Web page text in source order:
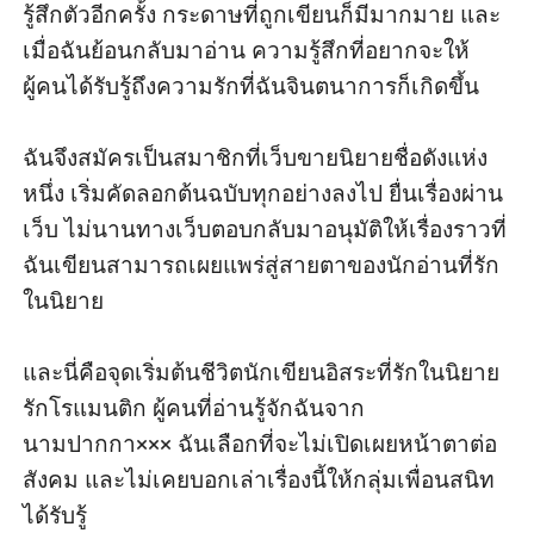
รู้สึกตัวอีกครั้ง กระดาษที่ถูกเขียนก็มีมากมาย และ
เมื่อฉันย้อนกลับมาอ่าน ความรู้สึกที่อยากจะให้
ผู้คนได้รับรู้ถึงความรักที่ฉันจินตนาการก็เกิดขึ้น
ฉันจึงสมัครเป็นสมาชิกที่เว็บขายนิยายชื่อดังแห่ง
หนึ่ง เริ่มคัดลอกต้นฉบับทุกอย่างลงไป ยื่นเรื่องผ่าน
เว็บ ไม่นานทางเว็บตอบกลับมาอนุมัติให้เรื่องราวที่
ฉันเขียนสามารถเผยแพร่สู่สายตาของนักอ่านที่รัก
ในนิยาย
และนี่คือจุดเริ่มต้นชีวิตนักเขียนอิสระที่รักในนิยาย
รักโรแมนติก ผู้คนที่อ่านรู้จักฉันจาก
นามปากกา××× ฉันเลือกที่จะไม่เปิดเผยหน้าตาต่อ
สังคม และไม่เคยบอกเล่าเรื่องนี้ให้กลุ่มเพื่อนสนิท
ได้รับรู้